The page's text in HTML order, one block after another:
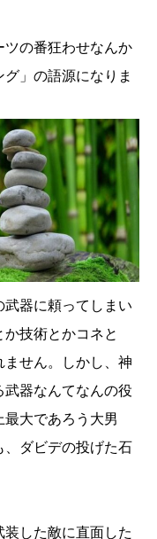
ツの番狂わせなんか
」の語源になりま
武器に頼ってしまい
技術とかコネと
せん。しかし、神
器なんてなんの役
大であろう大男
ダビデの投げた石
した敵に直面した